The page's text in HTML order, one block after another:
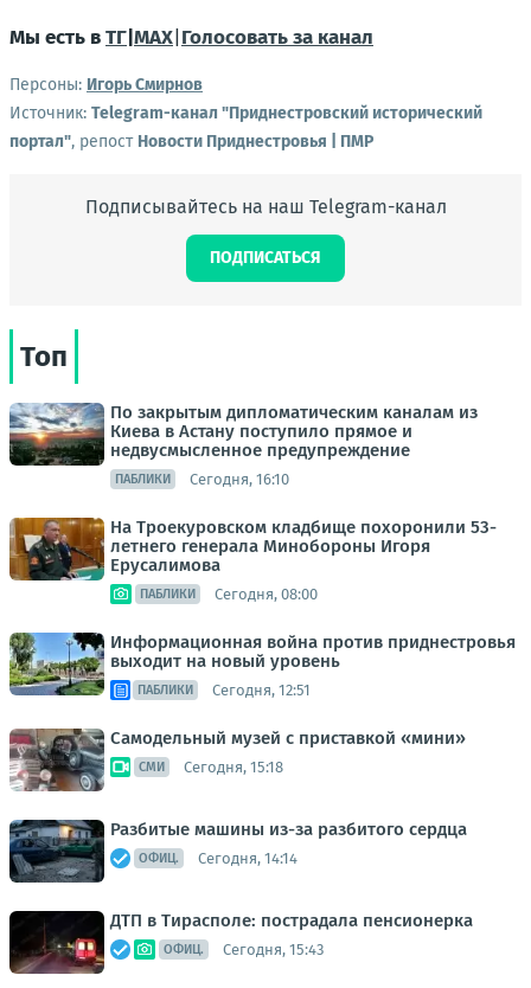
Мы есть вТГ MAX Голосовать за канал
Персоны: Игорь Смирнов
Источник: Telegram-канал "Приднестровский исторический
портал", репост Новости Приднестровья | ПМР
Подписывайтесь на наш Telegram-канал
ПОДПИСАТЬСЯ
Топ
По закрытым дипломатическим каналам из
Киева в Астану поступило прямое и
недвусмысленное предупреждение
ПАБЛИКИ Сегодня, 16:10
На Троекуровском кладбище похоронили 53-
летнего генерала Минобороны Игоря
Ерусалимова
ПАБЛИКИ Сегодня, 08:00
Информационная война против приднестровья
выходит на новый уровень
ПАБЛИКИ Сегодня, 12:51
Самодельный музей с приставкой «мини»
СМИ Сегодня, 15:18
Разбитые машины из-за разбитого сердца
ОФИЦ. Сегодня, 14:14
ДТП в Тирасполе: пострадала пенсионерка
ОФИЦ. Сегодня, 15:43